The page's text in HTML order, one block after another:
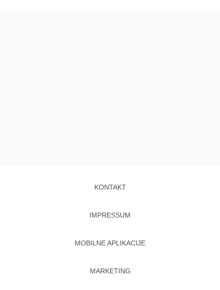
KONTAKT
IMPRESSUM
MOBILNE APLIKACIJE
MARKETING